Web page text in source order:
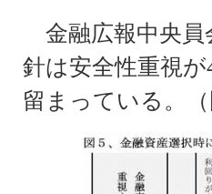
金融広報中央員
針は安全性重視
留まっている。